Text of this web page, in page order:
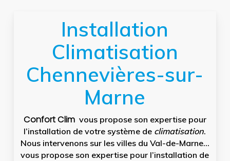
Installation
Climatisation
Chennevières-sur-
Marne
Confort Clim vous propose son expertise pour
l’installation de votre système de climatisation.
Nous intervenons sur les villes du Val-de-Marne…
vous propose son expertise pour l’installation de